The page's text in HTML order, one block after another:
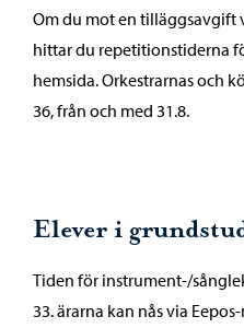
Om du mot en tilläggsavgift
hittar du repetitions­tiderna
hemsida. Orkestrarnas och
36, från och med 31.8.
Elever i
Tiden för instrument-/
33. ärarna kan nås via